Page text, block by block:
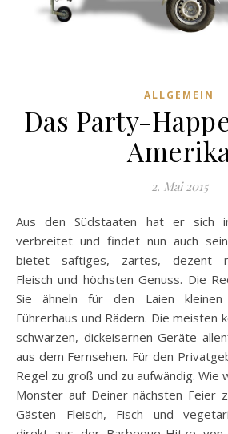
ALLGEMEIN
Das Party-
Amerika
2. Mai 2015
Aus den Südstaaten hat er sich in den ganzen USA
verbreitet und findet nun auch
bietet saftiges, zartes, dezent
Fleisch und höchsten Genuss. Die
Sie ähneln für den Laien kleinen
Führerhaus und Rädern. Die meisten
schwarzen, dickeisernen Geräte
aus dem Fernsehen. Für den
Regel zu groß und zu aufwändig. Wie
Monster auf Deiner nächsten Feier
Gästen Fleisch, Fisch und